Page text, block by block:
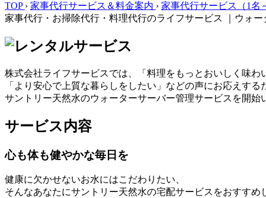
TOP › 家事代行サービス＆料金案内 › 家事代行サービス（1名
家事代行・お掃除代行・料理代行のライフサービス ｜ウォ
株式会社ライフサービスでは、「料理をもっとおいしく味わ
「より安心で上質な暮らしをしたい」などの声にお応えする
サントリー天然水のウォーターサーバー管理サービスを開始
サービス内容
心も体も健やかな毎日を
健康に欠かせないお水にはこだわりたい、
そんなあなたにサントリー天然水の宅配サービスをおすすめ